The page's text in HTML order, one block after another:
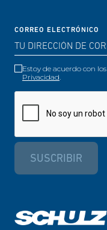
CORREO ELECTRÓNICO
Estoy de acuerdo con los
Privacidad
SUSCRIBIR